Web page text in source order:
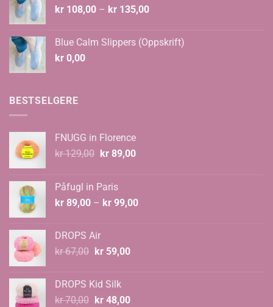
kr 108,00 – kr 135,00Prisområde:
kr 135,00
Blue Calm Slippers (Oppskrift)
kr 0,00
BESTSELGERE
FNUGG in Florence
kr129,00 Opprinnelig
kr 129,00.
kr89,00Nåværende
Påfugl in Paris
kr 89,00 – kr 99,00Prisområde:
DROPS Air
kr67,00 Opprinnelig
kr 67,00.
kr59,00Nåværende
DROPS Kid Silk
kr70,00 Opprinnelig
kr48,00Nåværende